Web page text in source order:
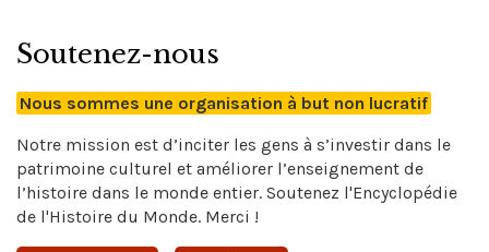
Soutenez-nous
Nous sommes une organisation à but non lucratif
Notre mission est d’inciter les gens à s’investir dans le
patrimoine culturel et améliorer l’enseignement de
l’histoire dans le monde entier. Soutenez l'Encyclopédie
de l'Histoire du Monde. Merci !